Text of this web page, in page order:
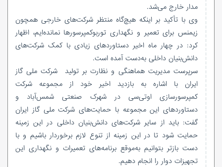
مدار خارج می‌شد.
وی با تأکید بر اینکه هیچ‌گاه منتظر شرکت‌های خارجی‌ همچون
زیمنس برای تعمیر و نگهداری توربوکمپرسورها نمانده‌ایم، اظهار
کرد: در چهار ماه اخیر دستاوردهای زیادی با کمک شرکت‌های
دانش‌بنیان داخلی به‌دست آمده است.
سرپرست مدیریت هماهنگی و نظارت بر تولید شرکت ملی گاز
ایران با اشاره به بازدید اخیر خود از مجموعه شرکت
کمپرسورسازی اوتی‌سی در شهرک صنعتی شمس‌آباد و
دستاوردهای این مجموعه با حمایت‌های شرکت ملی گاز ایران
گفت: باید از سایر شرکت‌های دانش‌بنیان داخلی در این زمینه
حمایت شود تا در این زمینه از تنوع لازم برخوردار باشیم و با
دست بازتر بتوانیم به‌موقع برنامه‌های تعمیرات و نگهداری این
تجهیزات دوار را انجام دهیم.